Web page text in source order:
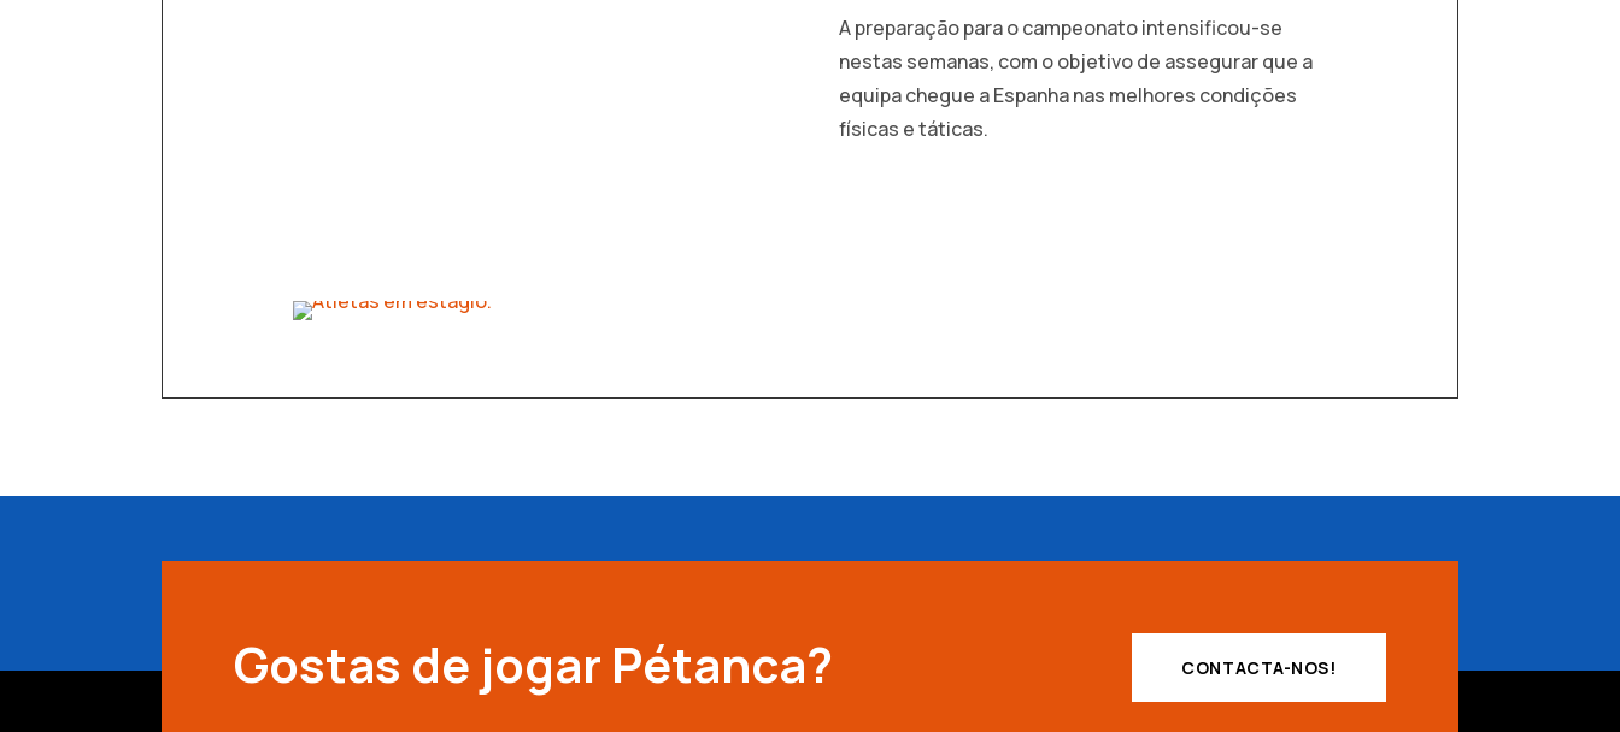
A preparação para o campeonato intensificou-se
nestas semanas, com o objetivo de assegurar que a
equipa chegue a Espanha nas melhores condições
físicas e táticas.
Gostas de jogar Pétanca? CONTACTA-NOS!